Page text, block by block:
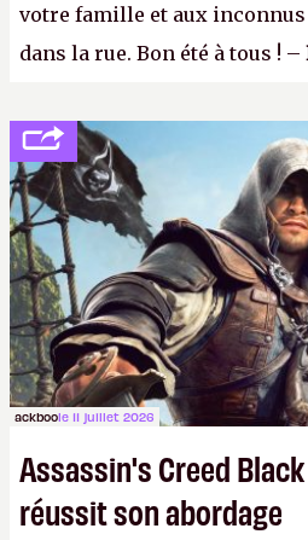
votre famille et aux
dans la rue. Bon été à tous ! –
ackboole 11 juillet 2026
Assassin's Creed
réussit son abordage